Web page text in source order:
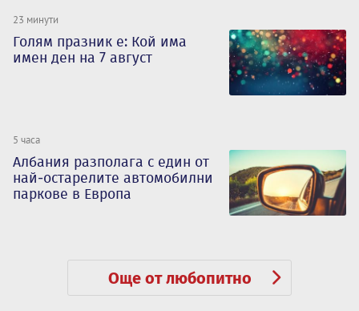
23 минути
Голям празник е: Кой има
имен ден на 7 август
5 часа
Албания разполага с един от
най-остарелите автомобилни
паркове в Европа
Още от любопитно